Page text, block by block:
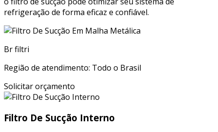
refrigeração de forma eficaz e confiável.
Br filtri
Região de atendimento: Todo o Brasil
Solicitar orçamento
Filtro De Sucção Interno